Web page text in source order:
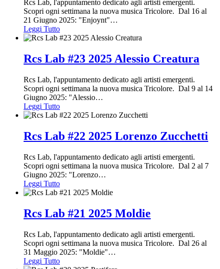
Rcs Lab, l'appuntamento dedicato agli artisti emergenti.
Scopri ogni settimana la nuova musica Tricolore. Dal 16 al
21 Giugno 2025: "Enjoynt"…
Leggi Tutto
Rcs Lab #23 2025 Alessio Creatura
Rcs Lab, l'appuntamento dedicato agli artisti emergenti.
Scopri ogni settimana la nuova musica Tricolore. Dal 9 al 14
Giugno 2025: "Alessio…
Leggi Tutto
Rcs Lab #22 2025 Lorenzo Zucchetti
Rcs Lab, l'appuntamento dedicato agli artisti emergenti.
Scopri ogni settimana la nuova musica Tricolore. Dal 2 al 7
Giugno 2025: "Lorenzo…
Leggi Tutto
Rcs Lab #21 2025 Moldie
Rcs Lab, l'appuntamento dedicato agli artisti emergenti.
Scopri ogni settimana la nuova musica Tricolore. Dal 26 al
31 Maggio 2025: "Moldie"…
Leggi Tutto